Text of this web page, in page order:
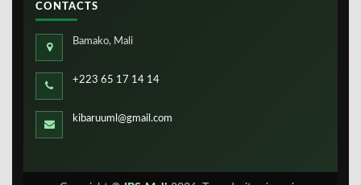
CONTACTS
Bamako, Mali
+223 65 17 14 14
kibaruuml@gmail.com